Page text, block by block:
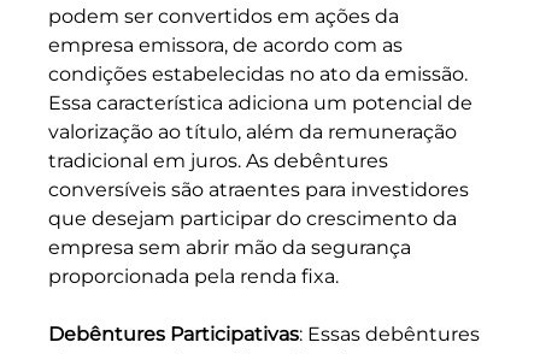
podem ser convertidos em ações da
empresa emissora, de acordo com as
condições estabelecidas no ato da emissão.
Essa característica adiciona um potencial de
valorização ao título, além da remuneração
tradicional em juros. As debêntures
conversíveis são atraentes para investidores
que desejam participar do crescimento da
empresa sem abrir mão da segurança
proporcionada pela renda fixa.
Debêntures Participativas: Essas debêntures